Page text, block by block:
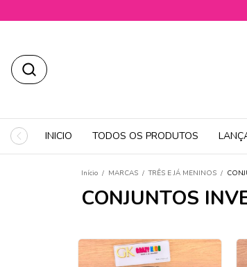
INICIO TODOS OS PRODUTOS
Início / MARCAS / TRÊS E JÁ MENINOS /
CONJUNTOS